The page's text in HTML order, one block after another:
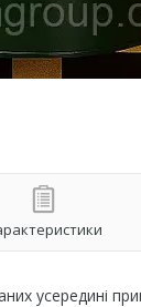
усередині